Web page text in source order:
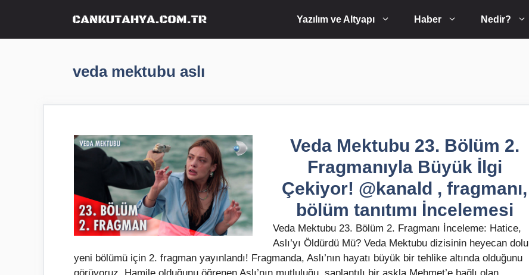
Yazılım ve Altyapı Haber Nedir?
veda mektubu aslı
Veda Mektubu 23. Bölüm 2.
Fragmanıyla Büyük İlgi
Çekiyor! @kanald , fragmanı,
bölüm tanıtımı İncelemesi
Veda Mektubu 23. Bölüm 2. Fragmanı İnceleme: Hatice,
Aslı’yı Öldürdü Mü? Veda Mektubu dizisinin heyecan dolu
yeni bölümü için 2. fragman yayınlandı! Fragmanda, Aslı’nın hayatı büyük bir tehlike altında olduğunu